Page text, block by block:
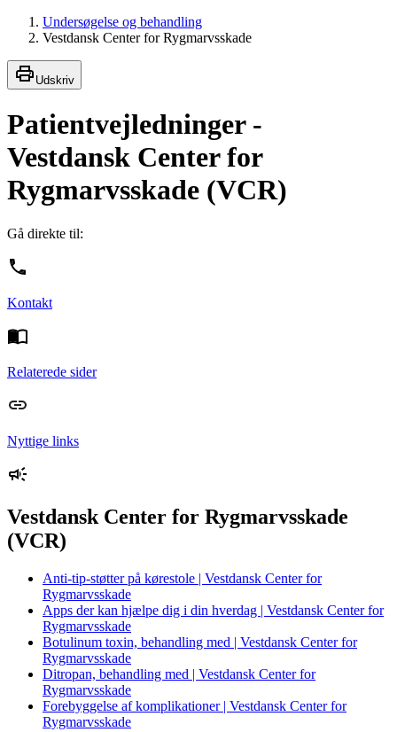
Undersøgelse og behandling
Vestdansk Center for Rygmarvsskade
Udskriv
Patientvejledninger -
Vestdansk Center for
Rygmarvsskade (VCR)
Gå direkte til:
Kontakt
Relaterede sider
Nyttige links
Vestdansk Center for Rygmarvsskade
(VCR)
Anti-tip-støtter på kørestole | Vestdansk Center for
Rygmarvsskade
Apps der kan hjælpe dig i din hverdag | Vestdansk Center for
Rygmarvsskade
Botulinum toxin, behandling med | Vestdansk Center for
Rygmarvsskade
Ditropan, behandling med | Vestdansk Center for
Rygmarvsskade
Forebyggelse af komplikationer | Vestdansk Center for
Rygmarvsskade